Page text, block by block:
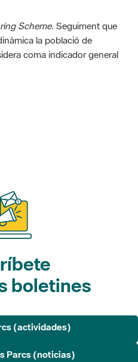
Scheme. Seguiment que
la població de
coma indicador general
media es de 0 estrellas de
boletines
(actividades)
Parcs (noticias)